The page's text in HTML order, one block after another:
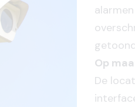
Op
De